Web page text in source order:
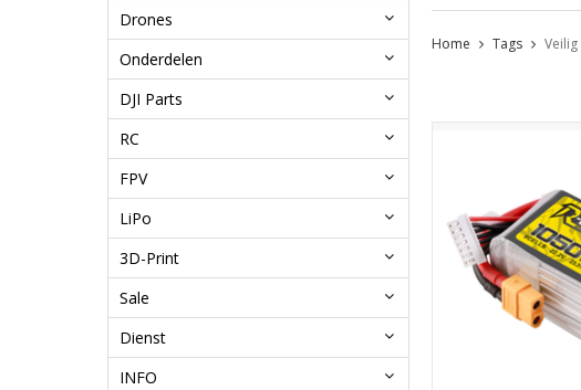
Drones
Onderdelen
DJI Parts
RC
FPV
LiPo
3D-Print
Sale
Dienst
INFO
Home Tags Veilig